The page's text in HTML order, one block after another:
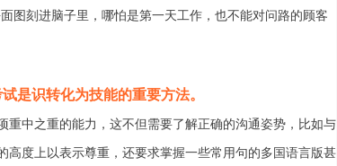
图刻进脑子里，哪怕是第一天工作，也不能对问路的顾客
是识转化为技能的重要方法。
中之重的能力，这不但需要了解正确的沟通姿势，比如与
度上以表示尊重，还要求掌握一些常用句的多国语言版甚